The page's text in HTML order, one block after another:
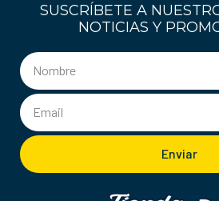
SUSCRÍBETE A
NOTICIAS Y
Enviar